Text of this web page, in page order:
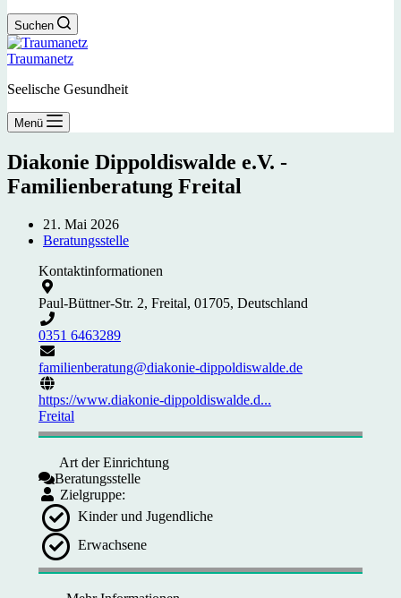
Suchen
Traumanetz
Seelische Gesundheit
Menü
Diakonie Dippoldiswalde e.V. -
Familienberatung Freital
21. Mai 2026
Beratungsstelle
Kontaktinformationen
Paul-Büttner-Str. 2, Freital, 01705, Deutschland
0351 6463289
familienberatung@diakonie-dippoldiswalde.de
https://www.diakonie-dippoldiswalde.d...
Freital
Art der Einrichtung
Beratungsstelle
Zielgruppe:
Kinder und Jugendliche
Erwachsene